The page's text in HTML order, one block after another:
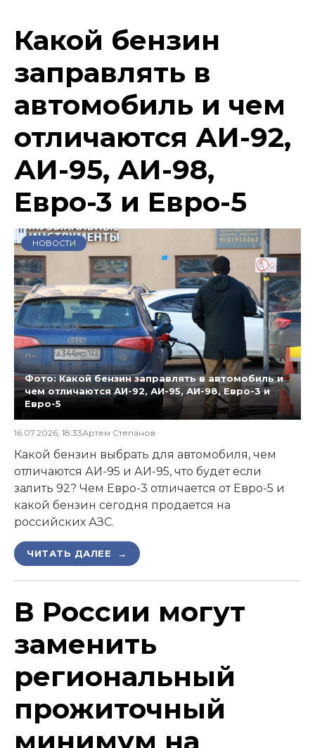
Какой бензин
заправлять в
автомобиль и чем
отличаются АИ-92,
АИ-95, АИ-98,
Евро-3 и Евро-5
НОВОСТИ
Фото: Какой бензин заправлять в автомобиль и
чем отличаются АИ-92, АИ-95, АИ-98, Евро-3 и
Евро-5
16.07.2026, 18:33Артем Степанов
Какой бензин выбрать для автомобиля, чем
отличаются АИ-95 и АИ-95, что будет если
залить 92? Чем Евро-3 отличается от Евро-5 и
какой бензин сегодня продается на
российских АЗС.
ЧИТАТЬ ДАЛЕЕ →
В России могут
заменить
региональный
прожиточный
минимум на